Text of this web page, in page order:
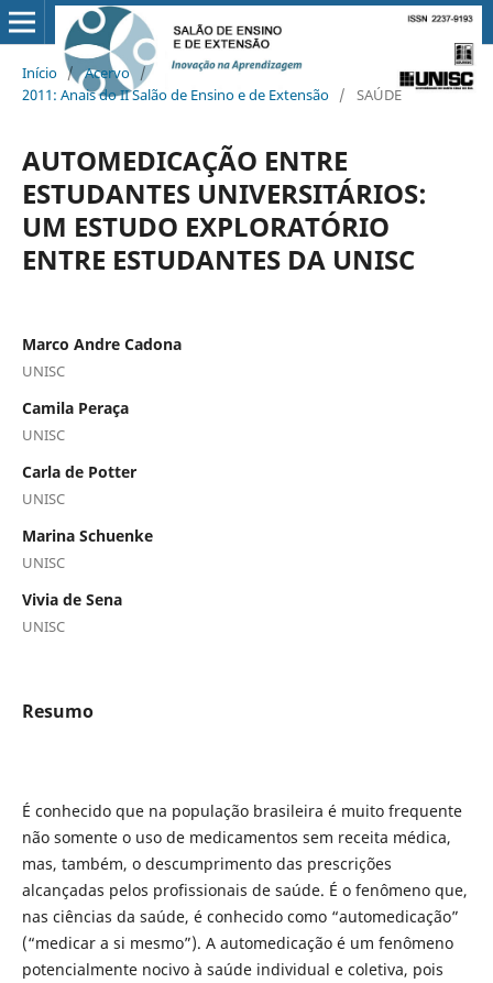
Início / Acervo /
2011: Anais do II Salão de Ensino e de Extensão / SAÚDE
AUTOMEDICAÇÃO ENTRE
ESTUDANTES UNIVERSITÁRIOS:
UM ESTUDO EXPLORATÓRIO
ENTRE ESTUDANTES DA UNISC
Marco Andre Cadona
UNISC
Camila Peraça
UNISC
Carla de Potter
UNISC
Marina Schuenke
UNISC
Vivia de Sena
UNISC
Resumo
É conhecido que na população brasileira é muito frequente
não somente o uso de medicamentos sem receita médica,
mas, também, o descumprimento das prescrições
alcançadas pelos profissionais de saúde. É o fenômeno que,
nas ciências da saúde, é conhecido como “automedicação”
(“medicar a si mesmo”). A automedicação é um fenômeno
potencialmente nocivo à saúde individual e coletiva, pois